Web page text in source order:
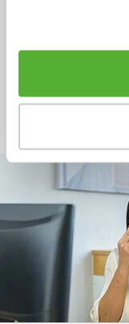
Sie haben
+49 (0)4244